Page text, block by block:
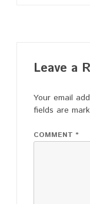
Leave a
Your email
fields are
COMMENT *